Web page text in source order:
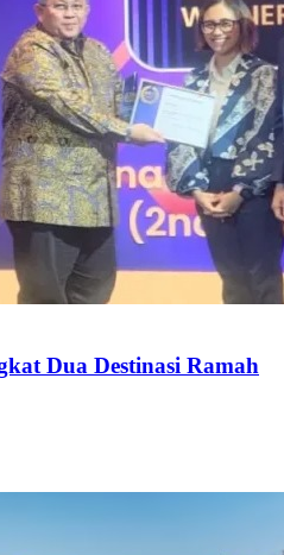
Dua Destinasi Ramah